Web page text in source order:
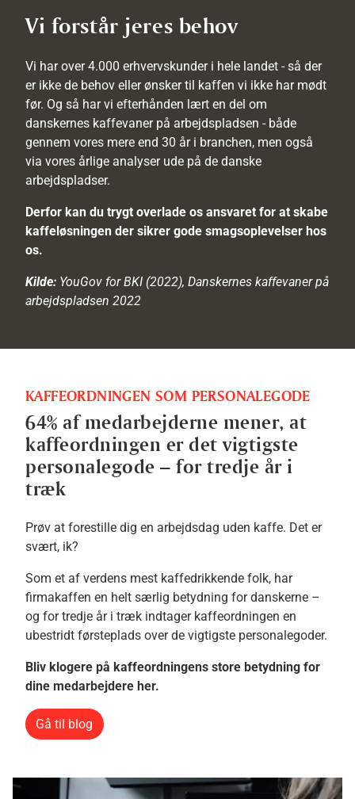
Vi forstår jeres behov
Vi har over 4.000 erhvervskunder i hele landet - så der
er ikke de behov eller ønsker til kaffen vi ikke har mødt
før. Og så har vi efterhånden lært en del om
danskernes kaffevaner på arbejdspladsen - både
gennem vores mere end 30 år i branchen, men også
via vores årlige analyser ude på de danske
arbejdspladser.
Derfor kan du trygt overlade os ansvaret for at skabe
kaffeløsningen der sikrer gode smagsoplevelser hos
os.
Kilde: YouGov for BKI (2022), Danskernes kaffevaner på
arbejdspladsen 2022
KAFFEORDNINGEN SOM PERSONALEGODE
64% af medarbejderne mener, at
kaffeordningen er det vigtigste
personalegode – for tredje år i
træk
Prøv at forestille dig en arbejdsdag uden kaffe. Det er
svært, ik?
Som et af verdens mest kaffedrikkende folk, har
firmakaffen en helt særlig betydning for danskerne –
og for tredje år i træk indtager kaffeordningen en
ubestridt førsteplads over de vigtigste personalegoder.
Bliv klogere på kaffeordningens store betydning for
dine medarbejdere her.
Gå til blog